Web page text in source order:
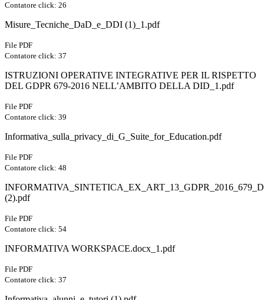
Contatore click: 26
Misure_Tecniche_DaD_e_DDI (1)_1.pdf
File PDF
Contatore click: 37
ISTRUZIONI OPERATIVE INTEGRATIVE PER IL RISPETTO
DEL GDPR 679-2016 NELL’AMBITO DELLA DID_1.pdf
File PDF
Contatore click: 39
Informativa_sulla_privacy_di_G_Suite_for_Education.pdf
File PDF
Contatore click: 48
(2).pdf
File PDF
Contatore click: 54
INFORMATIVA WORKSPACE.docx_1.pdf
File PDF
Contatore click: 37